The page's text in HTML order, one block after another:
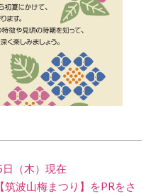
日（木）現在
波山梅まつり】をPRをさ